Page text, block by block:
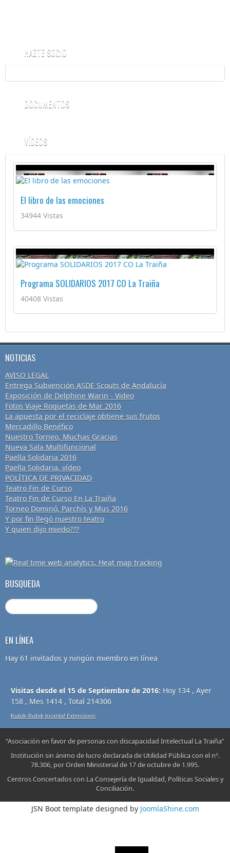
HAZTE SOCIO
DOCUMENTOS
VÍDEOS
El libro de las emociones
34944 Vistas
Programa SOLIDARIOS 2017 CO La Traiña
40408 Vistas
NOTICIAS
AVISO LEGAL
Entrega Subvención ASDE Scouts de Andalucía
Exposición de Delphine Warin - Video
Fotos Viaje Roquetas de Mar 2016
La apuesta por el reciclaje obtiene sus frutos
Mercadillo Benéfico
Nuestro Torneo, Muchas Gracias
Nueva Sala Multifuncional
Paella Solidaria 2016
Paella Solidaria, vídeo
POLÍTICA DE PRIVACIDAD
Teatro Fin de Curso
Teatro Fin de Curso En La Traiña
Torneo Dominó, Parchís y Mus 2016
Y por fin llegó nuestro teatro
Y quien dijo miedo???
BUSQUEDA
EN LÍNEA
Hay 61 invitados y ningún miembro en línea
Visitas desde el 15 de Septiembre de 2016: Hoy 134 , Ayer
158 , Mes 1414 , Total 214306
Kubik-Rubik Joomla! Extensions
“Asociación en favor de personas con discapacidad Intelectual La Traiña”
Institución sin ánimo de lucro declarada de Utilidad Pública con el nº.
78.306, por Orden Ministerial de 17 de octubre de 1.995.
Centros Concertados con La Consejería de Igualdad, Políticas Sociales y
Conciliación.
JSN Boot template designed by JoomlaShine.com